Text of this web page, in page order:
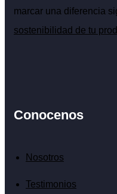
marcar una diferencia
sostenibilidad de tu
Conocenos
Nosotros
Testimonios